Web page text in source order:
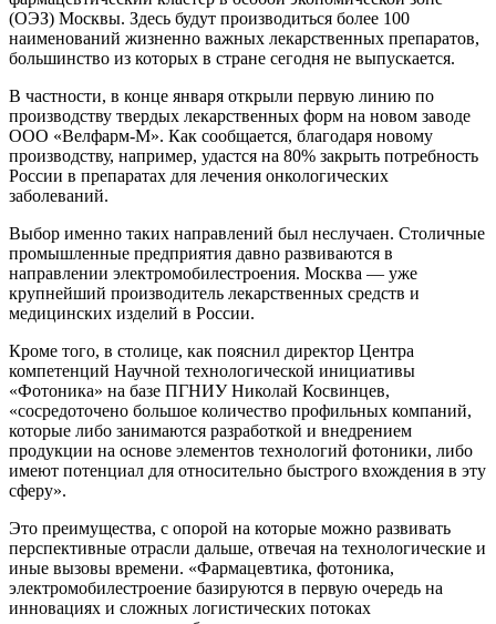
(ОЭЗ) Москвы. Здесь будут производиться более 100
наименований жизненно важных лекарственных препаратов,
большинство из которых в стране сегодня не выпускается.
В частности, в конце января открыли первую линию по
производству твердых лекарственных форм на новом заводе
ООО «Велфарм-М». Как сообщается, благодаря новому
производству, например, удастся на 80% закрыть потребность
России в препаратах для лечения онкологических
заболеваний.
Выбор именно таких направлений был неслучаен. Столичные
промышленные предприятия давно развиваются в
направлении электромобилестроения. Москва — уже
крупнейший производитель лекарственных средств и
медицинских изделий в России.
Кроме того, в столице, как пояснил директор Центра
компетенций Научной технологической инициативы
«Фотоника» на базе ПГНИУ Николай Косвинцев,
«сосредоточено большое количество профильных компаний,
которые либо занимаются разработкой и внедрением
продукции на основе элементов технологий фотоники, либо
имеют потенциал для относительно быстрого вхождения в эту
сферу».
Это преимущества, с опорой на которые можно развивать
перспективные отрасли дальше, отвечая на технологические и
иные вызовы времени. «Фармацевтика, фотоника,
электромобилестроение базируются в первую очередь на
инновациях и сложных логистических потоках